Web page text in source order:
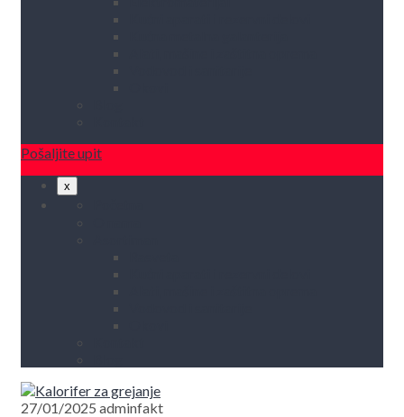
Pošaljite upit
x
27/01/2025 adminfakt